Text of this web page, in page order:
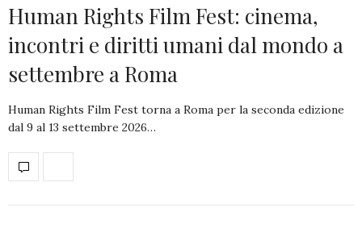
Human Rights Film Fest: cinema,
incontri e diritti umani dal mondo a
settembre a Roma
Human Rights Film Fest torna a Roma per la seconda edizione
dal 9 al 13 settembre 2026…